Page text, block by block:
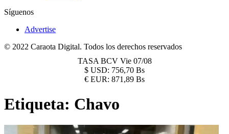
Síguenos
Advertise
© 2022 Caraota Digital. Todos los derechos reservados
TASA BCV Vie 07/08
$ USD: 756,70 Bs
€ EUR: 871,89 Bs
Etiqueta: Chavo